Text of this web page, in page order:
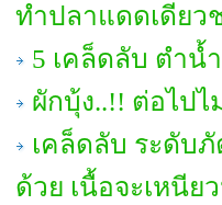
ทำปลาแดดเดียว
5 เคล็ดลับ ตำน้
ผักบุ้ง..!! ต่อไป
เคล็ดลับ ระดับ
ด้วย เนื้อจะเหนีย